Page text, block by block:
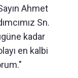
Ahmet
Sn.
kadar
en kalbi